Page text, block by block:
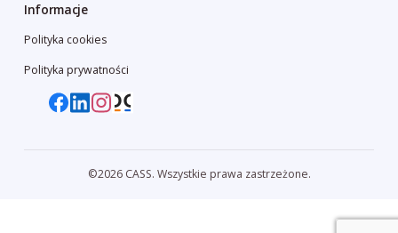
Informacje
Polityka cookies
Polityka prywatności
©2026 CASS. Wszystkie prawa zastrzeżone.